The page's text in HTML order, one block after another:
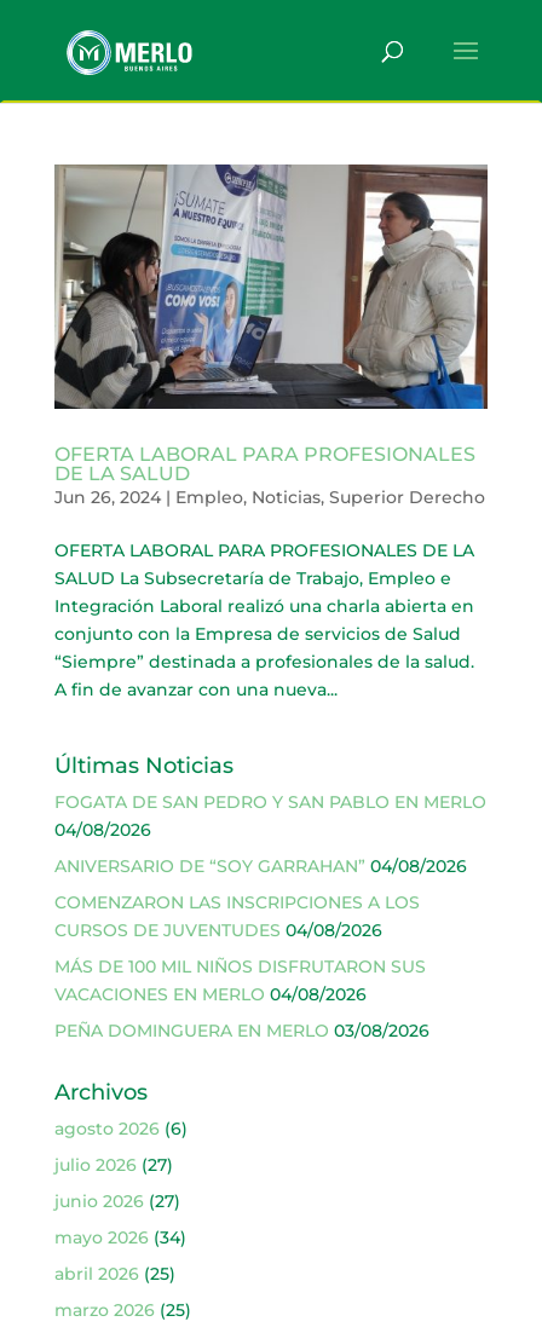
OFERTA LABORAL PARA PROFESIONALES
DE LA SALUD
Jun 26, 2024| Empleo, Noticias, Superior Derecho
OFERTA LABORAL PARA PROFESIONALES DE LA
SALUD La Subsecretaría de Trabajo, Empleo e
Integración Laboral realizó una charla abierta en
conjunto con la Empresa de servicios de Salud
“Siempre” destinada a profesionales de la salud.
A fin de avanzar con una nueva...
Últimas Noticias
FOGATA DE SAN PEDRO Y SAN PABLO EN MERLO
04/08/2026
ANIVERSARIO DE “SOY GARRAHAN” 04/08/2026
COMENZARON LAS INSCRIPCIONES A LOS
CURSOS DE JUVENTUDES 04/08/2026
MÁS DE 100 MIL NIÑOS DISFRUTARON SUS
VACACIONES EN MERLO 04/08/2026
PEÑA DOMINGUERA EN MERLO 03/08/2026
Archivos
agosto 2026(6)
julio 2026(27)
junio 2026(27)
mayo 2026(34)
abril 2026(25)
marzo 2026(25)